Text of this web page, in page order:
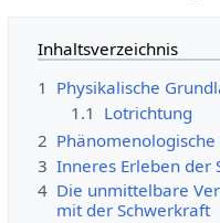
Inhaltsverzeichnis
1 Physikalische
1.1 Lotrichtung
2
3 Inneres Erleben der
4 Die unmittelbare
mit der Schwerkraft